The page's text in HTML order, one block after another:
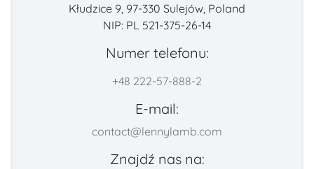
Kłudzice 9, 97-330 Sulejów, Poland
NIP: PL 521-375-26-14
Numer telefonu:
+48 222-57-888-2
E-mail:
contact@lennylamb.com
Znajdź nas na: